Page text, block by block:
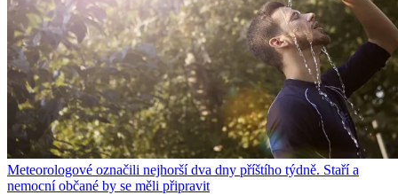
Meteorologové označili nejhorší dva dny příštího týdně. Staří a
nemocní občané by se měli připravit